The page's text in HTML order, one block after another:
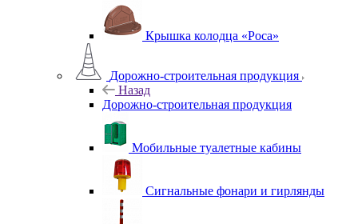
Крышка колодца «Роса»
Дорожно-строительная продукция
Назад
Дорожно-строительная продукция
Мобильные туалетные кабины
Сигнальные фонари и гирлянды